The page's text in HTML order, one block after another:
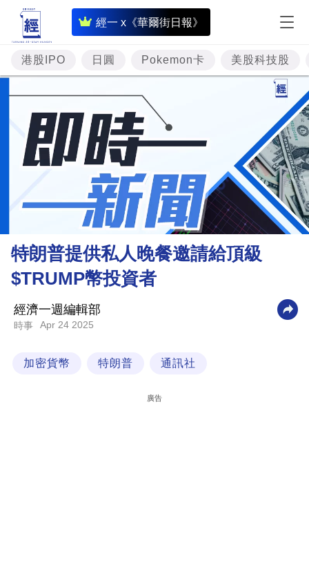
經一 x《華爾街日報》
即
時
財
經
專
題
投
資
樓
市
財
商
業
科
港股IPO 日圓 Pokemon卡 美股科技股
特朗普提供私人晚餐邀請給頂級
$TRUMP幣投資者
經濟一週編輯部
時事 Apr 24 2025
加密貨幣 特朗普 通訊社
廣告